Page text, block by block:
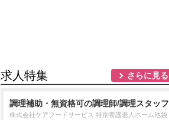
求人特集 さらに見る
調理補助・無資格可の調理師/調理スタッフ
株式会社ケアフードサービス 特別養護老人ホーム池袋